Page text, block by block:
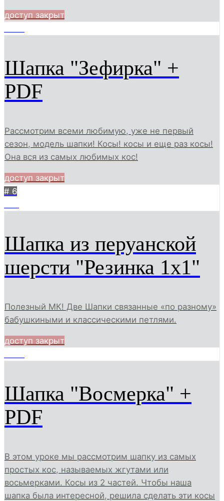
доступ закрыт
Шапка "Зефирка" +
PDF
Рассмотрим всеми любимую, уже не первый
сезон, модель шапки! Косы! косы и еще раз косы!
Она вся из самых любимых кос!
доступ закрыт
# 6
Шапка из перуанской
шерсти "Резинка 1х1"
Полезный МК! Две Шапки связанные «по разному»
бабушкиными и классическими петлями.
доступ закрыт
Шапка "Восмерка" +
PDF
В этом уроке мы рассмотрим шапку из самых
простых кос, называемых жгутами или
восьмерками. Косы из 2 частей. Чтобы наша
шапка была интересной, решила сделать эти косы